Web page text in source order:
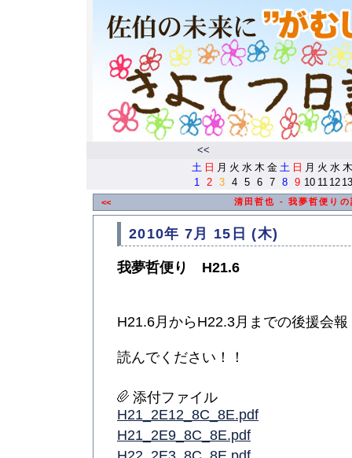
<<
土 日 月 火 水 木 金 土 日 月 火 水 木
1
2 3 4 5 6 7 8 9 10 11 12 13
<< 清田哲也 - 我夢哲便りの
2010年 7月 15日 (木)
我夢哲便り H21.6
H21.6月からH22.3月までの後援会
読んでください！！
添付ファイル
H21_2E12_8C_8E.pdf
H21_2E9_8C_8E.pdf